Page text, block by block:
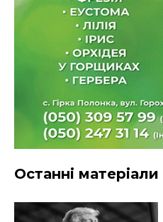
Останні матеріали